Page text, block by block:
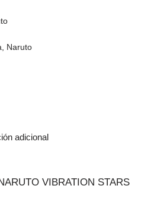
Naruto
adicional
VIBRATION STARS